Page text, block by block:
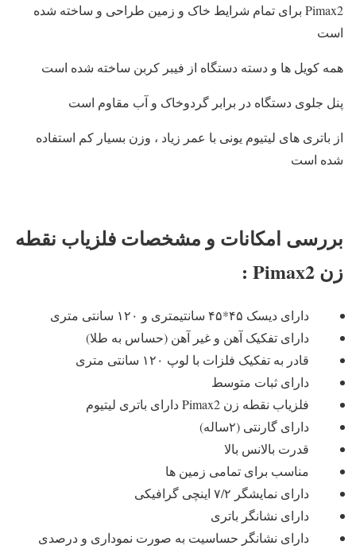
Pimax2 برای تمام شرایط خاک و زمین طراحی و ساخته شده
است
همه کویل ها و دسته دستگاه از فیبر کربن ساخته شده است
پنل جلوی دستگاه در برابر گردوخاک و آب مقاوم است
از باتری های لیتیوم یونی با عمر زیاد ، وزن بسیار کم استفاده
شده است
بررسی امکانات و مشخصات فلزیاب نقطه
زن Pimax2 :
دارای دیسک ۴۵*۴۵ سانتیمتری و ۱۲۰ سانتی متری
دارای تفکیک آهن و غیر آهن (حساس به طلا)
قادر به تفکیک فلزات با لوپ ۱۲۰ سانتی متری
دارای ثبات متوسط
فلزیاب نقطه زن Pimax2 دارای باتری لیتیوم
دارای گارنتی (۲ساله)
قدرت بالانس بالا
مناسب برای تمامی زمین ها
دارای نمایشگر ۷/۲ اینچی گرافیکی
دارای نشانگر باتری
دارای نشانگر حساسیت به صورت نموداری و درصدی